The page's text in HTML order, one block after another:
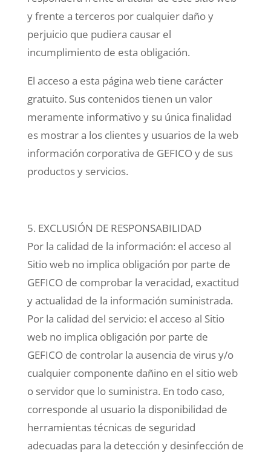
y frente a terceros por cualquier daño y
perjuicio que pudiera causar el
incumplimiento de esta obligación.
El acceso a esta página web tiene carácter
gratuito. Sus contenidos tienen un valor
meramente informativo y su única finalidad
es mostrar a los clientes y usuarios de la web
información corporativa de GEFICO y de sus
productos y servicios.
5. EXCLUSIÓN DE RESPONSABILIDAD
Por la calidad de la información: el acceso al
Sitio web no implica obligación por parte de
GEFICO de comprobar la veracidad, exactitud
y actualidad de la información suministrada.
Por la calidad del servicio: el acceso al Sitio
web no implica obligación por parte de
GEFICO de controlar la ausencia de virus y/o
cualquier componente dañino en el sitio web
o servidor que lo suministra. En todo caso,
corresponde al usuario la disponibilidad de
herramientas técnicas de seguridad
adecuadas para la detección y desinfección de